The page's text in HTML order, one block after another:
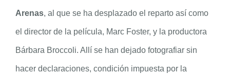
Arenas, al que se ha desplazado el reparto así como
el director de la película, Marc Foster, y la productora
Bárbara Broccoli. Allí se han dejado fotografiar sin
hacer declaraciones, condición impuesta por la